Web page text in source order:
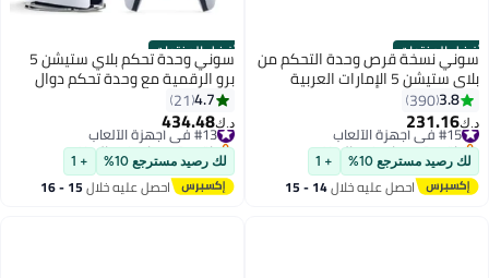
أفضل المنتجات
سوني نسخة قرص وحدة التحكم من
بلاي ستيشن 5 الإمارات العربية
المتحدة مع وحدة تحكم - موديل
جديد 2023
3.8
390
د.ك‏231.16
#15 في أجهزة الألعاب
باقي 6 وحدات في المخزون
#15 في أجهزة الألعاب
لك رصيد مسترجع 10% + 1
احصل عليه خلال 14 - 15
أفضل المنتجات سوني وحدة تحكم بلاي ستيشن 5
برو الرقمية مع وحدة تحكم دوال
سينس اللاسلكية - حزمة مزدوجة
الدولية
4.7
21
د.ك‏434.48
#13 في أجهزة الألعاب
باقي 2 وحدات في المخزون
#13 في أجهزة الألعاب
لك رصيد مسترجع 10% + 1
احصل عليه خلال 15 - 16